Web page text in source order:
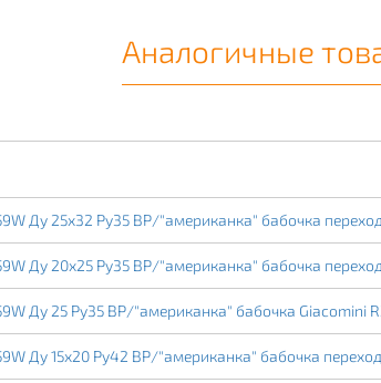
Аналогичные
Ду 25х32 Ру35 ВР/"американка" бабочка
Ду 20х25 Ру35 ВР/"американка" бабочка
Ду 25 Ру35 ВР/"американка" бабочка Giacomini
Ду 15х20 Ру42 ВР/"американка" бабочка